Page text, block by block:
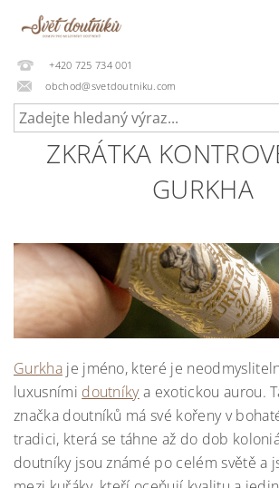
+420 725 734 001
obchod@svetdoutniku.com
ZKRÁTKA
GURKHA
Gurkhaje jméno, které je
luxusními doutníkya exotickou aurou.
značka doutníků má své kořeny v
tradici, která se táhne až do dob
doutníky jsou známé po celém světě a